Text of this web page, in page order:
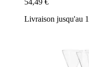
Livraison jusqu'au